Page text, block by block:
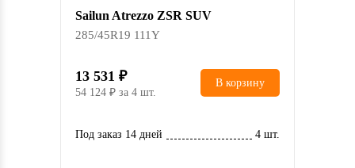
Sailun Atrezzo ZSR SUV
285/45R19 111Y
13 531
54 124 за 4 шт.
В корзину
Под заказ 14 дней 4 шт.